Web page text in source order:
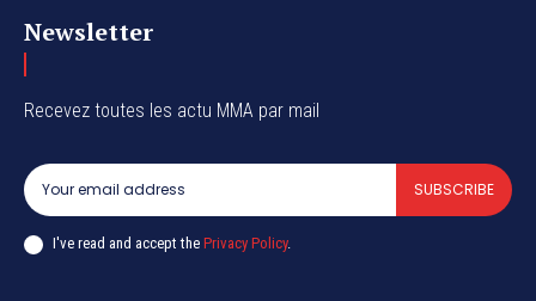
Newsletter
Recevez toutes les actu MMA par mail
SUBSCRIBE
I've read and accept the Privacy Policy.